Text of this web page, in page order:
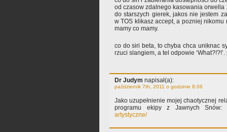
od czasow zdalnego kasowania
do starszych gierek, jakos nie jestem
w TOS klikasz accept, a pozniej
mamy co mamy.
co do siri beta, to chyba chca uniknac
rzuci slangiem, a tel odpowie
Dr Judym napisał(a):
październik 7th, 2011 o godzinie 8:06
Jako uzupełnienie mojej chaotycznej
programu ekipy z Jawnych Snów:
artystyczne/